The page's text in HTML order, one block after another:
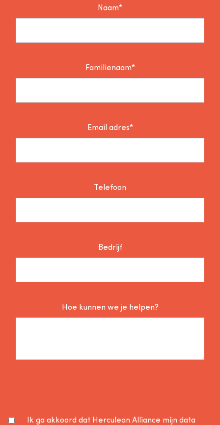
Naam*
Familienaam*
Email adres*
Telefoon
Bedrijf
Hoe kunnen we je helpen?
Ik ga akkoord dat Herculean Alliance mijn data